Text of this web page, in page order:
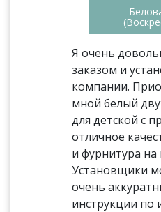
Я очень
заказом и
компании.
мной белый
для детской с
отличное
и фурнитура
Установщики
очень
инструкции по